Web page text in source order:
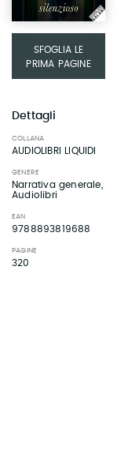
SFOGLIA LE
PRIMA PAGINE
Dettagli
COLLANA
AUDIOLIBRI LIQUIDI
GENERE
Narrativa generale,
Audiolibri
EAN
9788893819688
PAGINE
320